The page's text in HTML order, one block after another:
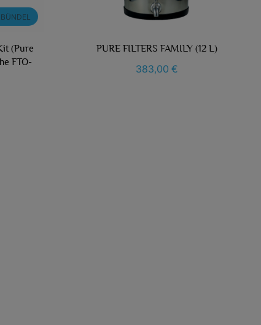
(Pure
FTO-
PURE FILTERS FAMILY (12 L)
383,00 €